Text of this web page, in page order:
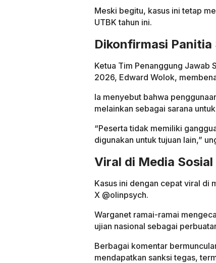
Meski begitu, kasus ini tetap
UTBK tahun ini.
Dikonfirmasi Panitia
Ketua Tim Penanggung Jawab
2026, Edward Wolok,
Ia menyebut bahwa
melainkan sebagai sarana
“Peserta tidak memiliki
digunakan untuk tujuan lain,”
Viral di Media Sosial
Kasus ini dengan cepat viral di
X @olinpsych.
Warganet ramai-ramai
ujian nasional sebagai
Berbagai komentar
mendapatkan sanksi tegas,